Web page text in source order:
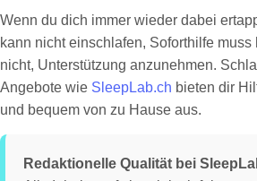
Wenn du dich immer wieder dabei
kann nicht einschlafen, Soforthilfe muss
nicht, Unterstützung anzunehmen.
Angebote wie SleepLab.ch bieten dir
und bequem von zu Hause aus.
Redaktionelle Qualität bei